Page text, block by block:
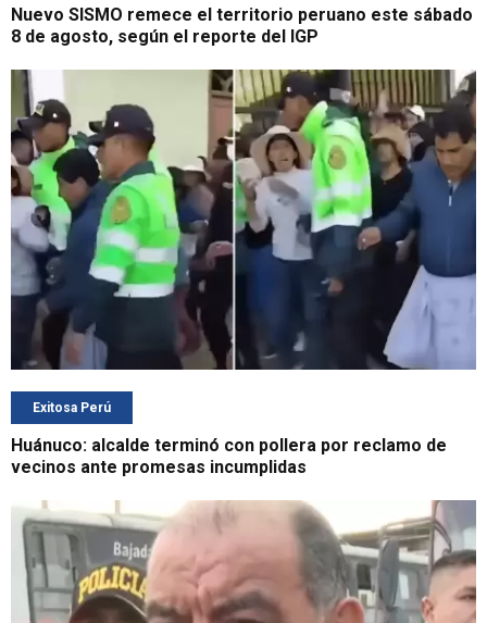
Nuevo SISMO remece el territorio peruano este sábado
8 de agosto, según el reporte del IGP
Exitosa Perú
Huánuco: alcalde terminó con pollera por reclamo de
vecinos ante promesas incumplidas